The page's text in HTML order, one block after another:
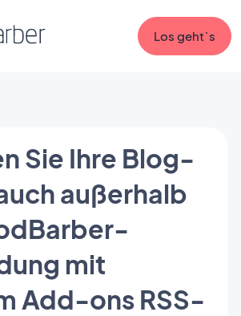
Los geht`s
Sie Ihre Blog-
außerhalb
mit
Add-ons RSS-